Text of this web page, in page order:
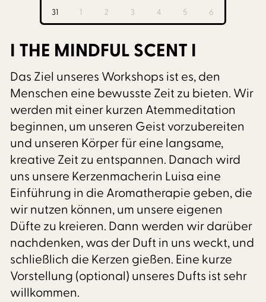
31 1 2 3 4 5 6
I THE MINDFUL SCENT I
Das Ziel unseres Workshops ist es, den
Menschen eine bewusste Zeit zu bieten. Wir
werden mit einer kurzen Atemmeditation
beginnen, um unseren Geist vorzubereiten
und unseren Körper für eine langsame,
kreative Zeit zu entspannen. Danach wird
uns unsere Kerzenmacherin Luisa eine
Einführung in die Aromatherapie geben, die
wir nutzen können, um unsere eigenen
Düfte zu kreieren. Dann werden wir darüber
nachdenken, was der Duft in uns weckt, und
schließlich die Kerzen gießen. Eine kurze
Vorstellung (optional) unseres Dufts ist sehr
willkommen.